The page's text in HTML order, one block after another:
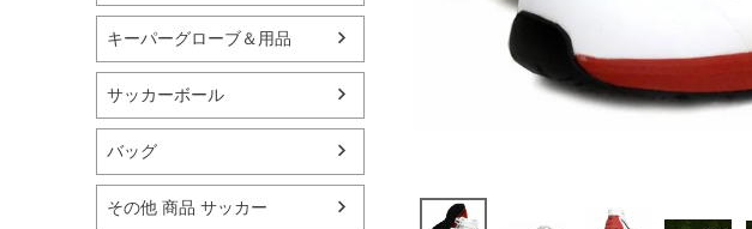
キーパーグローブ＆用品
サッカーボール
バッグ
その他 商品 サッカー